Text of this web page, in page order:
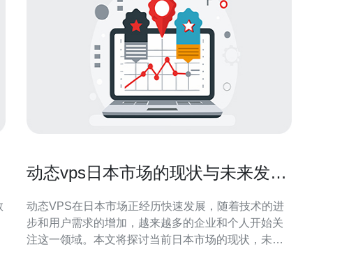
动态vps日本市场的现状与未来发展
动态VPS在日本市场正经历快速发展，随着技术的进
步和用户需求的增加，越来越多的企业和个人开始关
注这一领域。本文将探讨当前日本市场的现状，未来